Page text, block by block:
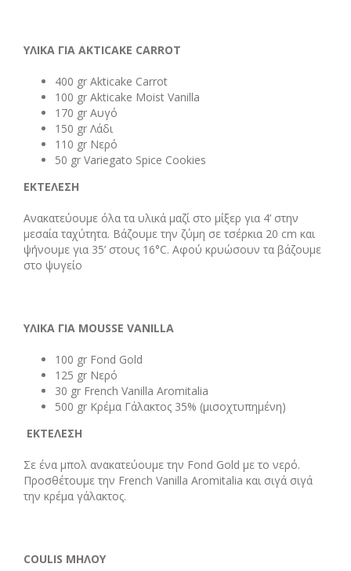
ΥΛΙΚΑ ΓΙΑ AKTICAKE CARROT
400 gr Akticake Carrot
100 gr Akticake Moist Vanilla
170 gr Αυγό
150 gr Λάδι
110 gr Νερό
50 gr Variegato Spice Cookies
ΕΚΤΕΛΕΣΗ
Ανακατεύουμε όλα τα υλικά μαζί στο μίξερ για 4’ στην
μεσαία ταχύτητα. Βάζουμε την ζύμη σε τσέρκια 20 cm και
ψήνουμε για 35’ στους 16°C. Αφού κρυώσουν τα βάζουμε
στο ψυγείο
ΥΛΙΚΑ ΓΙΑ MOUSSE VANILLA
100 gr Fond Gold
125 gr Νερό
30 gr French Vanilla Aromitalia
500 gr Κρέμα Γάλακτος 35% (μισοχτυπημένη)
ΕΚΤΕΛΕΣΗ
Σε ένα μπολ ανακατεύουμε την Fond Gold με το νερό.
Προσθέτουμε την French Vanilla Aromitalia και σιγά σιγά
την κρέμα γάλακτος.
COULIS ΜΗΛΟΥ